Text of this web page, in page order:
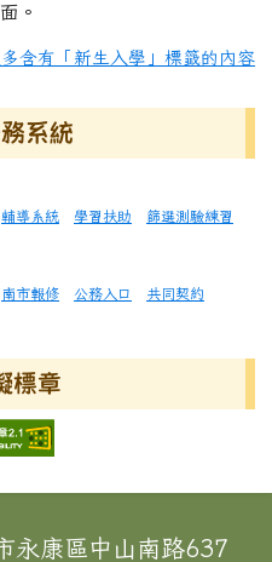
。
多含有「新生入學」標籤的內容
系統
輔導系統 學習扶助 篩選測驗練習
南市報修 公務入口 共同契約
標章
永康區中山南路637